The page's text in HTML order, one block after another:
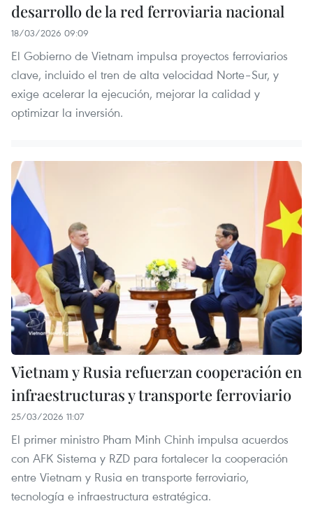
desarrollo de la red ferroviaria nacional
18/03/2026 09:09
El Gobierno de Vietnam impulsa proyectos ferroviarios
clave, incluido el tren de alta velocidad Norte–Sur, y
exige acelerar la ejecución, mejorar la calidad y
optimizar la inversión.
Vietnam y Rusia refuerzan cooperación en
infraestructuras y transporte ferroviario
25/03/2026 11:07
El primer ministro Pham Minh Chinh impulsa acuerdos
con AFK Sistema y RZD para fortalecer la cooperación
entre Vietnam y Rusia en transporte ferroviario,
tecnología e infraestructura estratégica.